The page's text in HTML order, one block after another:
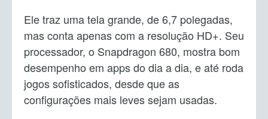
Ele traz uma tela grande, de 6,7 polegadas,
mas conta apenas com a resolução HD+. Seu
processador, o Snapdragon 680, mostra bom
desempenho em apps do dia a dia, e até roda
jogos sofisticados, desde que as
configurações mais leves sejam usadas.